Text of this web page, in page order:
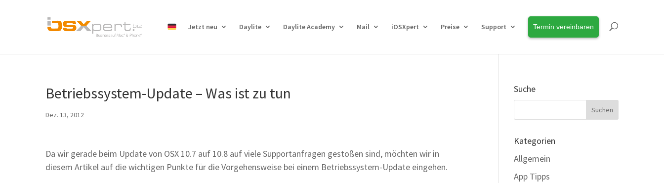
Jetzt neu Daylite Daylite Academy Mail iOSXpert Preise Support Termin vereinbaren
Betriebssystem-Update – Was ist zu tun
Dez. 13, 2012
Da wir gerade beim Update von OSX 10.7 auf 10.8 auf viele Supportanfragen gestoßen sind, möchten wir in
diesem Artikel auf die wichtigen Punkte für die Vorgehensweise bei einem Betriebssystem-Update eingehen.
Suche
Kategorien
Allgemein
App Tipps